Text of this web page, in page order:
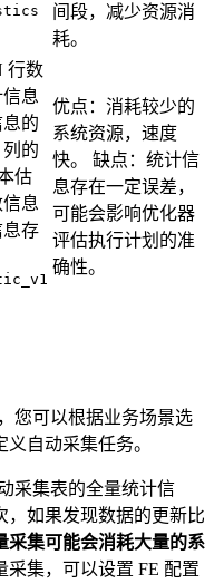
间段，减少资源消
耗。
行数
息
的
的
估
息
存
优点：消耗较少的
系统资源，速度
快。 缺点：统计信
息存在一定误差，
可能会影响优化器
评估执行计划的准
确性。
您可以根据业务场景选
自动采集任务。
采集表的全量统计信
，如果发现数据的更新比
采集可能会消耗大量的系
采集，可以设置 FE 配置